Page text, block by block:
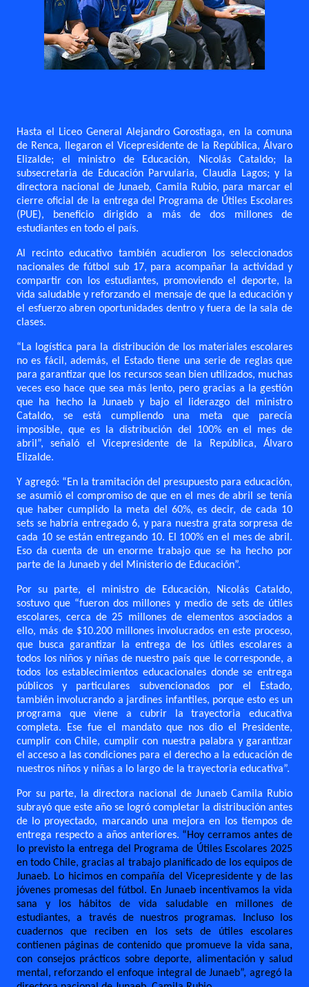
Hasta el Liceo General Alejandro Gorostiaga, en la comuna
de Renca, llegaron el Vicepresidente de la República, Álvaro
Elizalde; el ministro de Educación, Nicolás Cataldo; la
subsecretaria de Educación Parvularia, Claudia Lagos; y la
directora nacional de Junaeb, Camila Rubio, para marcar el
cierre oficial de la entrega del Programa de Útiles Escolares
(PUE), beneficio dirigido a más de dos millones de
estudiantes en todo el país.
Al recinto educativo también acudieron los seleccionados
nacionales de fútbol sub 17, para acompañar la actividad y
compartir con los estudiantes, promoviendo el deporte, la
vida saludable y reforzando el mensaje de que la educación y
el esfuerzo abren oportunidades dentro y fuera de la sala de
clases.
“La logística para la distribución de los materiales escolares
no es fácil, además, el Estado tiene una serie de reglas que
para garantizar que los recursos sean bien utilizados, muchas
veces eso hace que sea más lento, pero gracias a la gestión
que ha hecho la Junaeb y bajo el liderazgo del ministro
Cataldo, se está cumpliendo una meta que parecía
imposible, que es la distribución del 100% en el mes de
abril”, señaló el Vicepresidente de la República, Álvaro
Elizalde.
Y agregó: “En la tramitación del presupuesto para educación,
se asumió el compromiso de que en el mes de abril se tenía
que haber cumplido la meta del 60%, es decir, de cada 10
sets se habría entregado 6, y para nuestra grata sorpresa de
cada 10 se están entregando 10. El 100% en el mes de abril.
Eso da cuenta de un enorme trabajo que se ha hecho por
parte de la Junaeb y del Ministerio de Educación”.
Por su parte, el ministro de Educación, Nicolás Cataldo,
sostuvo que “fueron dos millones y medio de sets de útiles
escolares, cerca de 25 millones de elementos asociados a
ello, más de $10.200 millones involucrados en este proceso,
que busca garantizar la entrega de los útiles escolares a
todos los niños y niñas de nuestro país que le corresponde, a
todos los establecimientos educacionales donde se entrega
públicos y particulares subvencionados por el Estado,
también involucrando a jardines infantiles, porque esto es un
programa que viene a cubrir la trayectoria educativa
completa. Ese fue el mandato que nos dio el Presidente,
cumplir con Chile, cumplir con nuestra palabra y garantizar
el acceso a las condiciones para el derecho a la educación de
nuestros niños y niñas a lo largo de la trayectoria educativa”.
Por su parte, la directora nacional de Junaeb Camila Rubio
subrayó que este año se logró completar la distribución antes
de lo proyectado, marcando una mejora en los tiempos de
entrega respecto a años anteriores. “Hoy cerramos antes de
lo previsto la entrega del Programa de Útiles Escolares 2025
en todo Chile, gracias al trabajo planificado de los equipos de
Junaeb. Lo hicimos en compañía del Vicepresidente y de las
jóvenes promesas del fútbol. En Junaeb incentivamos la vida
sana y los hábitos de vida saludable en millones de
estudiantes, a través de nuestros programas. Incluso los
cuadernos que reciben en los sets de útiles escolares
contienen páginas de contenido que promueve la vida sana,
con consejos prácticos sobre deporte, alimentación y salud
mental, reforzando el enfoque integral de Junaeb”, agregó la